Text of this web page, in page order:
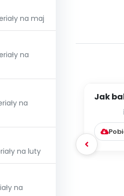
na maj
na
na
na luty
na
Jak
w